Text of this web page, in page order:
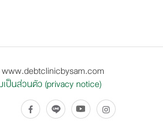
เป็นส่วนตัว (privacy notice)